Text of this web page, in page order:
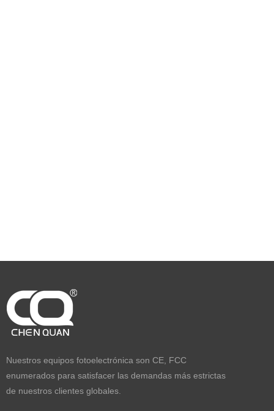
Nuestros equipos fotoelectrónica son CE, FCC
enumerados para satisfacer las demandas más estrictas
de nuestros clientes globales.